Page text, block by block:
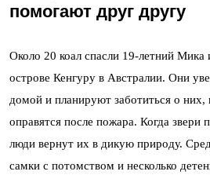
помогают друг другу
Около 20 коал спасли 19-летний Мика
острове Кенгуру в Австралии. Они
домой и планируют заботиться о них,
оправятся после пожара. Когда звери
люди вернут их в дикую природу.
самки с потомством и несколько